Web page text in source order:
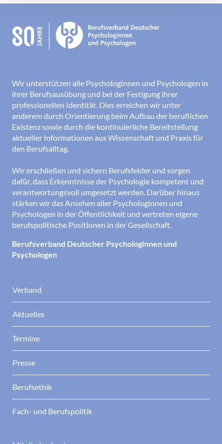
Wir unterstützen alle Psychologinnen und Psychologen in
ihrer Berufsausübung und bei der Festigung ihrer
professionellen Identität. Dies erreichen wir unter
anderem durch Orientierung beim Aufbau der beruflichen
Existenz sowie durch die kontinuierliche Bereitstellung
aktueller Informationen aus Wissenschaft und Praxis für
den Berufsalltag.
Wir erschließen und sichern Berufsfelder und sorgen
dafür, dass Erkenntnisse der Psychologie kompetent und
verantwortungsvoll umgesetzt werden. Darüber hinaus
stärken wir das Ansehen aller Psychologinnen und
Psychologen in der Öffentlichkeit und vertreten eigene
berufspolitische Positionen in der Gesellschaft.
Berufsverband Deutscher Psychologinnen und
Psychologen
Verband
Aktuelles
Termine
Presse
Berufsethik
Fach- und Berufspolitik